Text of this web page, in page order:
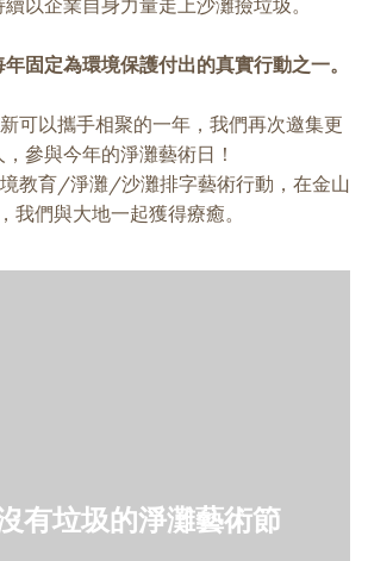
固定為環境保護付出的真實行動之一。
可以攜手相聚的一年，我們再次邀集更
，參與今年的淨灘藝術日！
教育/淨灘/沙灘排字藝術行動，在金山
我們與大地一起獲得療癒。
有垃圾的淨灘藝術節